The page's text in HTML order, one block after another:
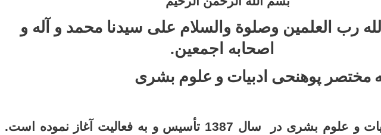
رب العلمین وصلوة والسلام علی سیدنا محمد و آله و
اصحابه اجمعین.
مختصر پوهنحی ادبیات و علوم بشری
پوهنحی ادبیات و علوم بشری در سال 1387 تأسیس و به فعالیت آغاز نموده است.